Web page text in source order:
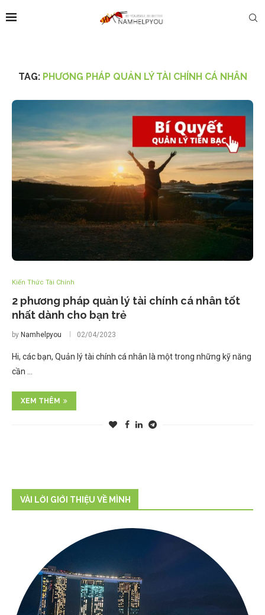
TAG: PHƯƠNG PHÁP QUẢN LÝ TÀI CHÍNH CÁ NHÂN
Kiến Thức Tài Chính
2 phương pháp quản lý tài chính cá nhân tốt
nhất dành cho bạn trẻ
by Namhelpyou 02/04/2023
Hi, các bạn, Quản lý tài chính cá nhân là một trong những kỹ năng
cần …
XEM THÊM
VÀI LỜI GIỚI THIỆU VỀ MÌNH